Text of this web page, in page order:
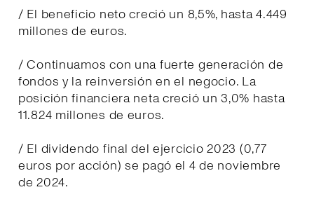
/ El beneficio neto creció un 8,5%, hasta 4.449
millones de euros.
/ Continuamos con una fuerte generación de
fondos y la reinversión en el negocio. La
posición financiera neta creció un 3,0% hasta
11.824 millones de euros.
/ El dividendo final del ejercicio 2023 (0,77
euros por acción) se pagó el 4 de noviembre
de 2024.